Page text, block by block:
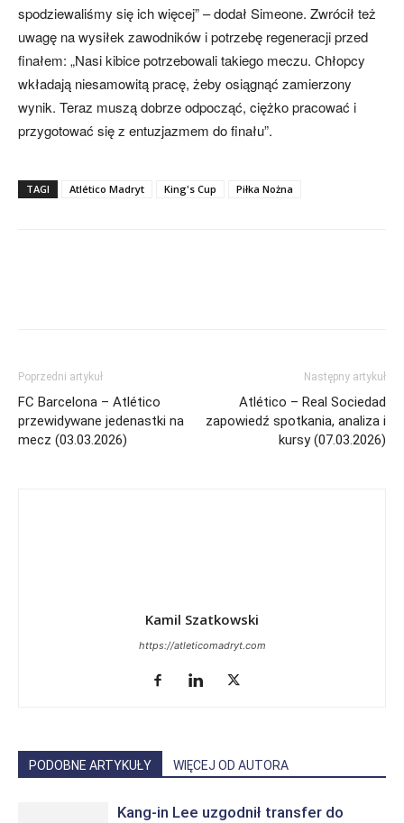
spodziewaliśmy się ich więcej” – dodał Simeone. Zwrócił też
uwagę na wysiłek zawodników i potrzebę regeneracji przed
finałem: „Nasi kibice potrzebowali takiego meczu. Chłopcy
wkładają niesamowitą pracę, żeby osiągnąć zamierzony
wynik. Teraz muszą dobrze odpocząć, ciężko pracować i
przygotować się z entuzjazmem do finału”.
TAGI Atlético Madryt King's Cup Piłka Nożna
Poprzedni artykuł
FC Barcelona – Atlético
przewidywane jedenastki na
mecz (03.03.2026)
Następny artykuł
Atlético – Real Sociedad
zapowiedź spotkania, analiza i
kursy (07.03.2026)
Kamil Szatkowski
https://atleticomadryt.com
PODOBNE ARTYKUŁY WIĘCEJ OD AUTORA
Kang-in Lee uzgodnił transfer do